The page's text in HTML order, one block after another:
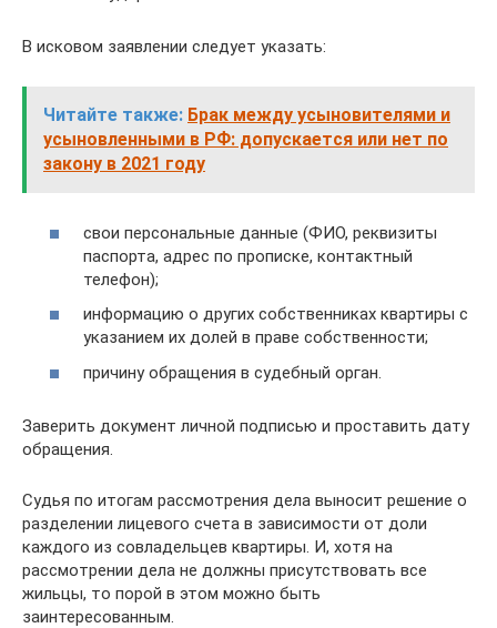
В исковом заявлении следует указать:
Читайте также: Брак между усыновителями и
усыновленными в РФ: допускается или нет по
закону в 2021 году
свои персональные данные (ФИО, реквизиты
паспорта, адрес по прописке, контактный
телефон);
информацию о других собственниках квартиры с
указанием их долей в праве собственности;
причину обращения в судебный орган.
Заверить документ личной подписью и проставить дату
обращения.
Судья по итогам рассмотрения дела выносит решение о
разделении лицевого счета в зависимости от доли
каждого из совладельцев квартиры. И, хотя на
рассмотрении дела не должны присутствовать все
жильцы, то порой в этом можно быть
заинтересованным.